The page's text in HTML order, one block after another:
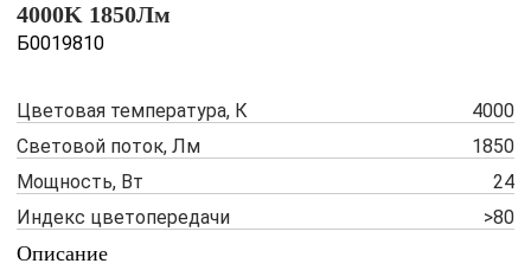
4000K 1850Лм
Б0019810
Цветовая температура, К
4000
Световой поток, Лм
1850
Мощность, Вт
24
Индекс цветопередачи
>80
Описание